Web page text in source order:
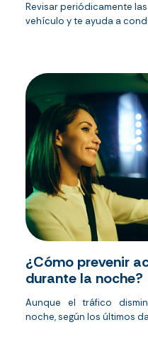
Revisar periódicamente
vehículo y te ayuda a
¿Cómo prevenir
durante la noche?
Aunque el tráfico
noche, según los últimos